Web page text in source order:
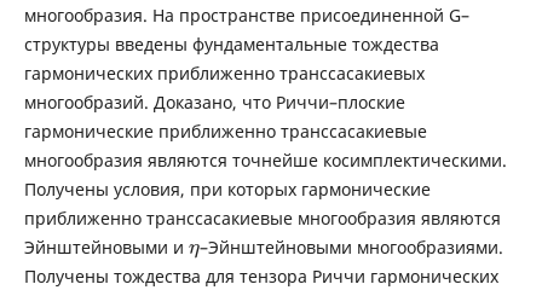
многообразия. На пространстве присоединенной G–
структуры введены фундаментальные тождества
гармонических приближенно транссасакиевых
многообразий. Доказано, что Риччи–плоские
гармонические приближенно транссасакиевые
многообразия являются точнейше косимплектическими.
Получены условия, при которых гармонические
приближенно транссасакиевые многообразия являются
Эйнштейновыми и η–Эйнштейновыми многообразиями.
Получены тождества для тензора Риччи гармонических